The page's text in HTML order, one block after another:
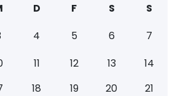
D F S
S
4 5 6
7
11 12 13
14
18 19 20
21